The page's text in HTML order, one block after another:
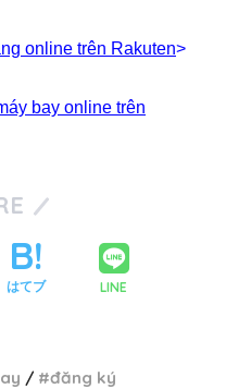
online trên Rakuten>
bay online trên
はてブ LINE
đăng ký